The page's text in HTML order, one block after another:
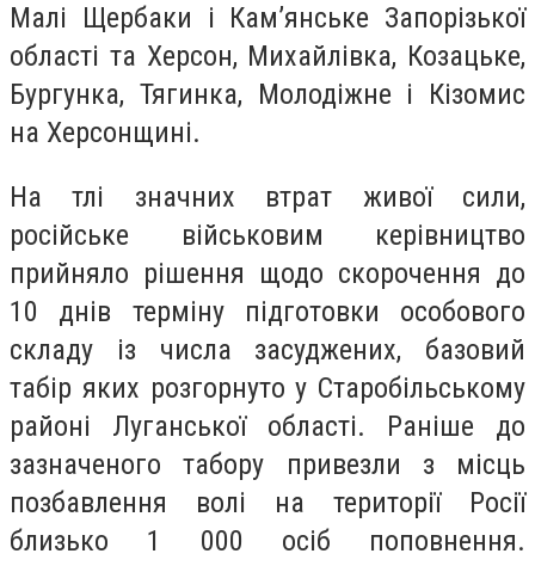
Малі Щербаки і Кам’янське Запорізької
області та Херсон, Михайлівка, Козацьке,
Бургунка, Тягинка, Молодіжне і Кізомис
на Херсонщині.
На тлі значних втрат живої сили,
російське військовим керівництво
прийняло рішення щодо скорочення до
10 днів терміну підготовки особового
складу із числа засуджених, базовий
табір яких розгорнуто у Старобільському
районі Луганської області. Раніше до
зазначеного табору привезли з місць
позбавлення волі на території Росії
близько 1 000 осіб поповнення.